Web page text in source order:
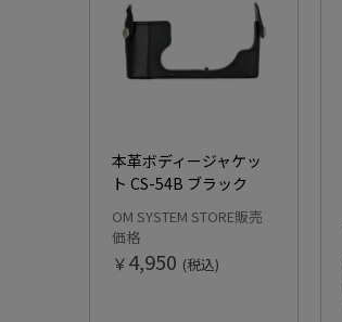
本革ボディージャケッ
ト CS-54B ブラック
OM SYSTEM STORE販売
価格
￥4,950 (税込)